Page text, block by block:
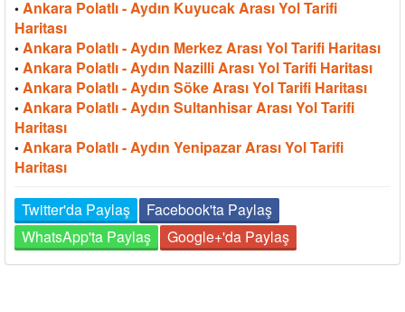
• Ankara Polatlı - Aydın Kuyucak Arası Yol Tarifi
Haritası
• Ankara Polatlı - Aydın Merkez Arası Yol Tarifi Haritası
• Ankara Polatlı - Aydın Nazilli Arası Yol Tarifi Haritası
• Ankara Polatlı - Aydın Söke Arası Yol Tarifi Haritası
• Ankara Polatlı - Aydın Sultanhisar Arası Yol Tarifi
Haritası
• Ankara Polatlı - Aydın Yenipazar Arası Yol Tarifi
Haritası
Twitter'da Paylaş
Facebook'ta Paylaş
WhatsApp'ta Paylaş
Google+'da Paylaş